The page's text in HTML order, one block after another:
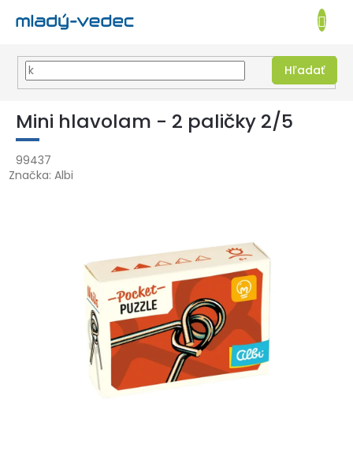
Prejsť
obsah
EUR
Hľadať
KOŠÍK
Mini hlavolam - 2 paličky 2/5
99437
Značka: Albi